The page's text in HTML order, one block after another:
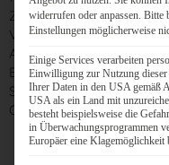
Zuverlässigkeit der
Vertrauenswürdigkeit
Angebotsvergleich hat
Electric Paper
Software und der
Online-Wahlsystem
„Electric Paper
widerrufen oder anpassen. Bitte
Einstellungen möglicherweise
Einige Services verarbeiten
Einwilligung zur Nutzung
Ihrer Daten in den USA gemäß
USA als ein Land mit
besteht beispielsweise die
in Überwachungsprogrammen
Europäer eine Klagemöglichkeit